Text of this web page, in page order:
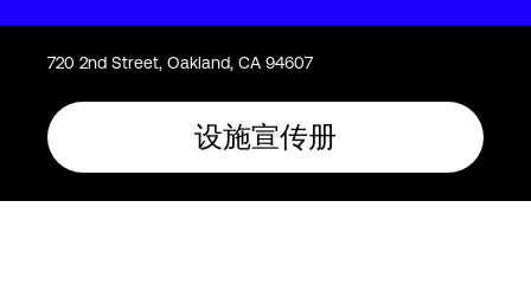
720 2nd Street, Oakland, CA 94607
设施宣传册